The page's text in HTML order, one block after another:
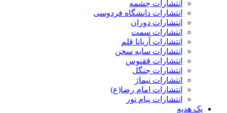
انتشارات چشمه
انتشارات دانشگاه فردوسی
انتشارات دوران
انتشارات سمت
انتشارات آریانا قلم
انتشارات سایه سخن
انتشارات ققنوس
انتشارات جنگل
انتشارات نیماژ
انتشارات امام رضا(ع)
انتشارات پیام نور
پک هدیه